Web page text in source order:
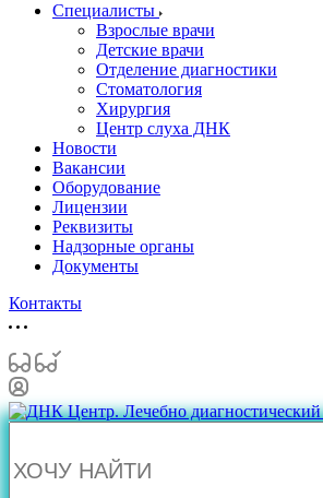
Специалисты
Взрослые врачи
Детские врачи
Отделение диагностики
Стоматология
Хирургия
Центр слуха ДНК
Новости
Вакансии
Оборудование
Лицензии
Реквизиты
Надзорные органы
Документы
Контакты